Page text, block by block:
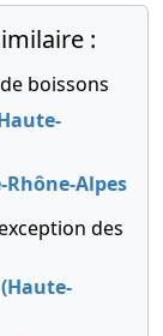
:
boissons
Alpes
des